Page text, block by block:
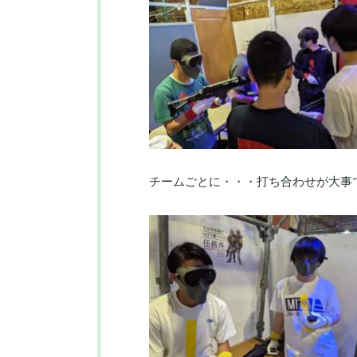
チームごとに・・・打ち合わせが大事